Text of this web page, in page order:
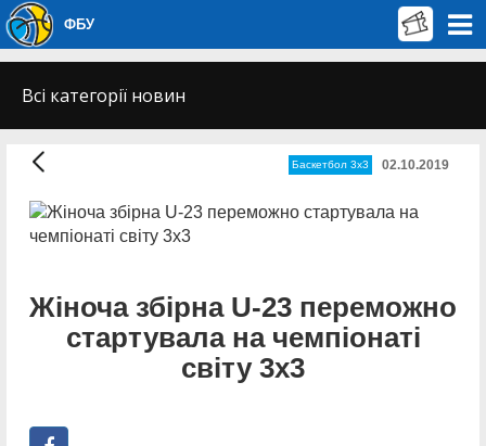
ФБУ
Всі категорії новин
Баскетбол 3х3 02.10.2019
Жіноча збірна U-23 переможно
стартувала на чемпіонаті
світу 3х3